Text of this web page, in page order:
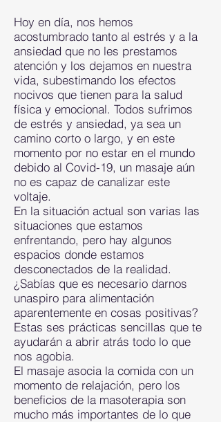
Hoy en día, nos hemos
acostumbrado tanto al estrés y a la
ansiedad que no les prestamos
atención y los dejamos en nuestra
vida, subestimando los efectos
nocivos que tienen para la salud
física y emocional. Todos sufrimos
de estrés y ansiedad, ya sea un
camino corto o largo, y en este
momento por no estar en el mundo
debido al Covid-19, un masaje aún
no es capaz de canalizar este
voltaje.
En la situación actual son varias las
situaciones que estamos
enfrentando, pero hay algunos
espacios donde estamos
desconectados de la realidad.
¿Sabías que es necesario darnos
unaspiro para alimentación
aparentemente en cosas positivas?
Estas ses prácticas sencillas que te
ayudarán a abrir atrás todo lo que
nos agobia.
El masaje asocia la comida con un
momento de relajación, pero los
beneficios de la masoterapia son
mucho más importantes de lo que